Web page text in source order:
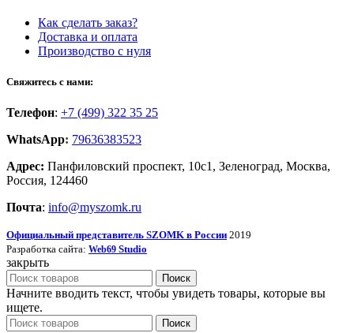
Как сделать заказ?
Доставка и оплата
Производство с нуля
Свяжитесь с нами:
Телефон: +7 (499) 322 35 25
WhatsApp: 79636383523
Адрес: Панфиловский проспект, 10с1, Зеленоград, Москва,
Россия, 124460
Почта: info@myszomk.ru
Официальный представитель SZOMK в России 2019
Разработка сайта: Web69 Studio
закрыть
Поиск
Начните вводить текст, чтобы увидеть товары, которые вы
ищете.
Поиск